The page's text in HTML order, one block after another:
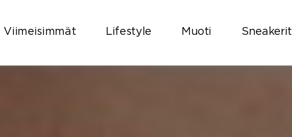
Viimeisimmät Lifestyle Muoti Sneakerit